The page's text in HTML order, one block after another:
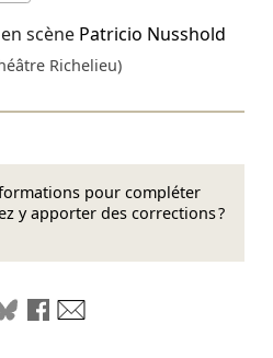
scène Patricio Nusshold
Richelieu)
pour compléter
y apporter des corrections ?
liensur LinkedIn
sur Mastodon
Partager sur Bluesky
Partager sur Facebook